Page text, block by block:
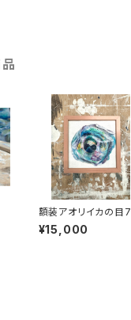
額装アオリイカの目7
¥15,000